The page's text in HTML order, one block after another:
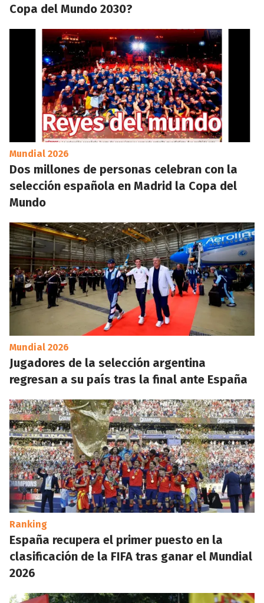
Copa del Mundo 2030?
Mundial 2026
Dos millones de personas celebran con la
selección española en Madrid la Copa del
Mundo
Mundial 2026
Jugadores de la selección argentina
regresan a su país tras la final ante España
Ranking
España recupera el primer puesto en la
clasificación de la FIFA tras ganar el Mundial
2026